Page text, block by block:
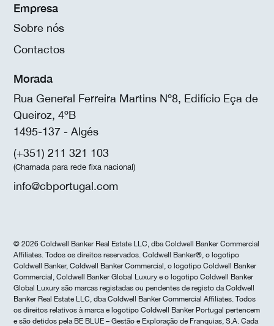
Empresa
Sobre nós
Contactos
Morada
Rua General Ferreira Martins Nº8, Edifício Eça de
Queiroz, 4ºB
1495-137 - Algés
(+351) 211 321 103
(Chamada para rede fixa nacional)
info@cbportugal.com
© 2026 Coldwell Banker Real Estate LLC, dba Coldwell Banker Commercial
Affiliates. Todos os direitos reservados. Coldwell Banker®, o logotipo
Coldwell Banker, Coldwell Banker Commercial, o logotipo Coldwell Banker
Commercial, Coldwell Banker Global Luxury e o logotipo Coldwell Banker
Global Luxury são marcas registadas ou pendentes de registo da Coldwell
Banker Real Estate LLC, dba Coldwell Banker Commercial Affiliates. Todos
os direitos relativos à marca e logotipo Coldwell Banker Portugal pertencem
e são detidos pela BE BLUE – Gestão e Exploração de Franquias, S.A. Cada